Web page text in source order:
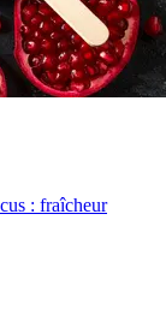
: fraîcheur